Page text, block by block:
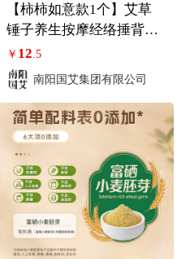
【柿柿如意款1个】艾草
锤子养生按摩经络捶背敲
打棒拍打八虚
￥ 12.5
南阳国艾集团有限公司